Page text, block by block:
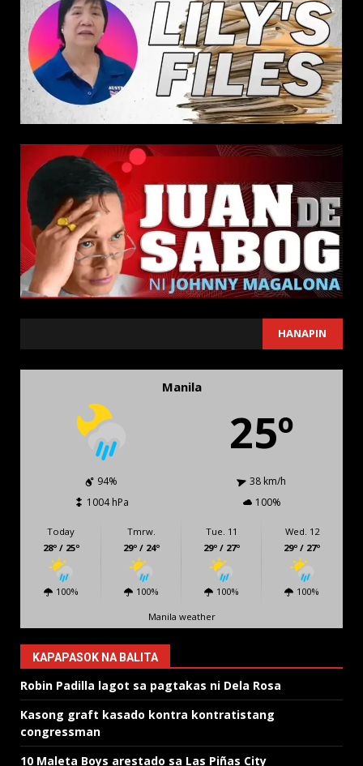
HANAPIN
Manila
25º
94%
38 km/h
1004 hPa
100%
Today
28º / 25º
100%
Tmrw.
29º / 24º
100%
Tue. 11
29º / 27º
100%
Wed. 12
29º / 27º
100%
Manila weather
KAPAPASOK NA BALITA
Robin Padilla lagot sa pagtakas ni Dela Rosa
Kasong graft kasado kontra kontratistang
congressman
10 Maleta Boys arestado sa Las Piñas City